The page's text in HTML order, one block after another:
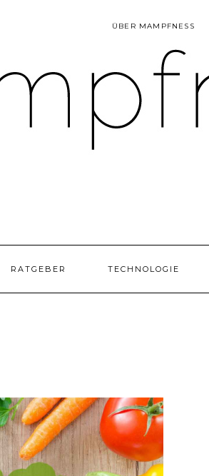
ÜBER MAMPFNESS
RATGEBER TECHNOLOGIE